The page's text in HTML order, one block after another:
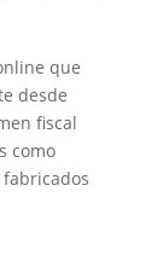
que
desde
fiscal
como